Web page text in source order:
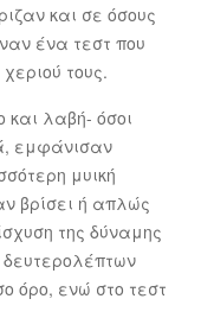
και σε όσους
ένα τεστ που
τους.
και λαβή- όσοι
εμφάνισαν
μυική
βρίσει ή απλώς
της δύναμης
δευτερολέπτων
όρο, ενώ στο τεστ